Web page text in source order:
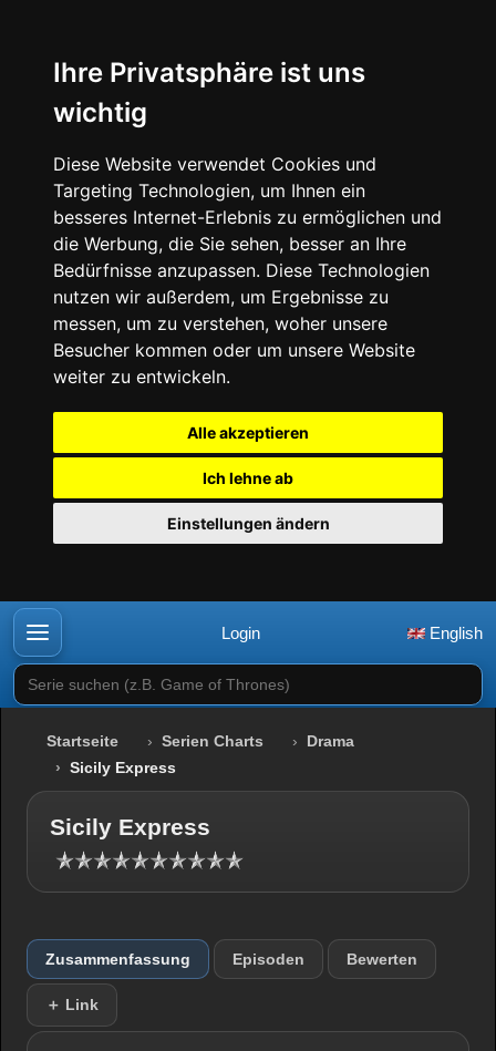
Ihre Privatsphäre ist uns
wichtig
Diese Website verwendet Cookies und
Targeting Technologien, um Ihnen ein
besseres Internet-Erlebnis zu ermöglichen und
die Werbung, die Sie sehen, besser an Ihre
Bedürfnisse anzupassen. Diese Technologien
nutzen wir außerdem, um Ergebnisse zu
messen, um zu verstehen, woher unsere
Besucher kommen oder um unsere Website
weiter zu entwickeln.
Alle akzeptieren
Ich lehne ab
Einstellungen ändern
Login English
Serie suchen (z.B. Game of Thrones)
Startseite Serien Charts
Drama
Sicily Express
Sicily Express
Zusammenfassung Episoden Bewerten
＋ Link